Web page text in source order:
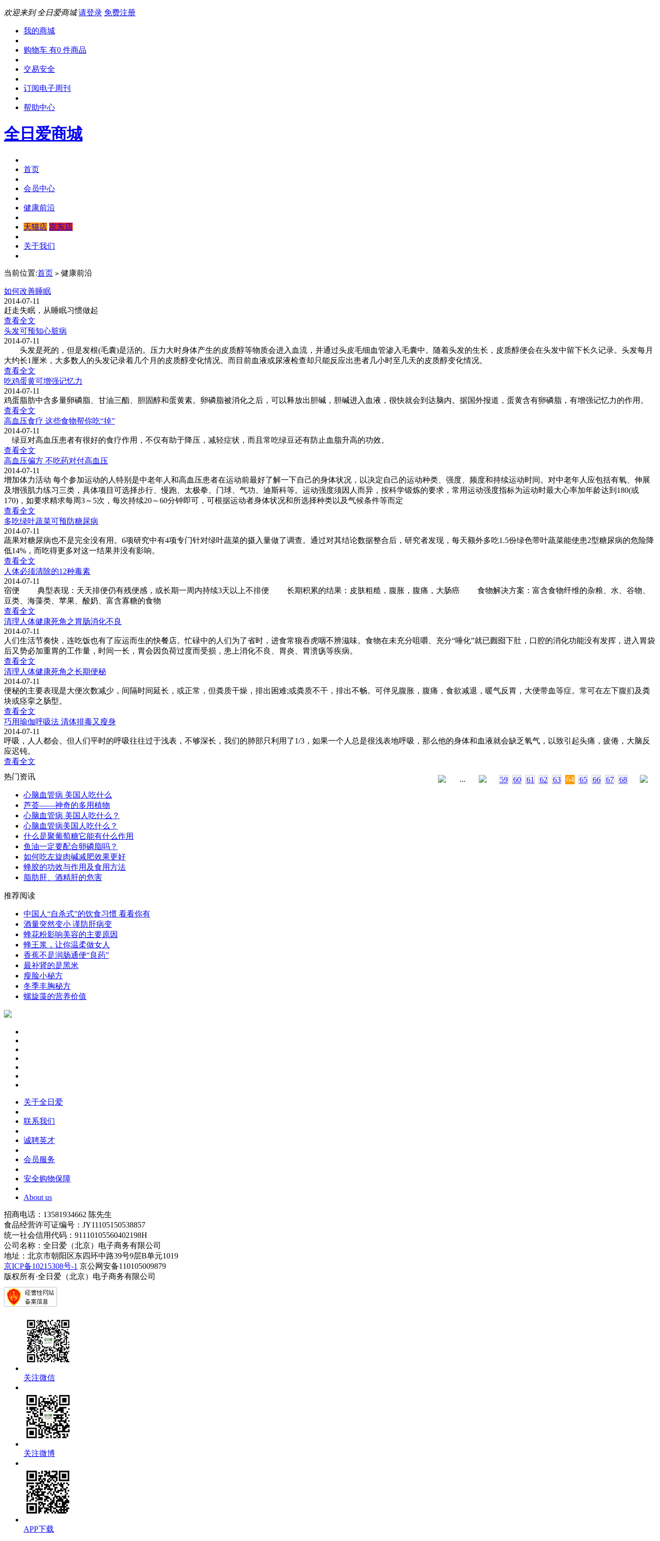
欢迎来到 全日爱商城 请登录 免费注册
我的商城
购物车 有0 件商品
交易安全
订阅电子周刊
帮助中心
全日爱商城
首页
会员中心
健康前沿
天猫店 京东店
关于我们
当前位置:首页 > 健康前沿
如何改善睡眠
2014-07-11
赶走失眠，从睡眠习惯做起
查看全文
头发可预知心脏病
2014-07-11
头发是死的，但是发根(毛囊)是活的。压力大时身体产生的皮质醇等物质会进入血流，并通过头皮毛细血管渗入毛囊中。随着头发的生长，皮质醇便会在头发中留下长久记录。头发每月
大约长1厘米，大多数人的头发记录着几个月的皮质醇变化情况。而目前血液或尿液检查却只能反应出患者几小时至几天的皮质醇变化情况。
查看全文
吃鸡蛋黄可增强记忆力
2014-07-11
鸡蛋脂肪中含多量卵磷脂、甘油三酯、胆固醇和蛋黄素。卵磷脂被消化之后，可以释放出胆碱，胆碱进入血液，很快就会到达脑内。据国外报道，蛋黄含有卵磷脂，有增强记忆力的作用。
查看全文
高血压食疗 这些食物帮你吃“掉”
2014-07-11
绿豆对高血压患者有很好的食疗作用，不仅有助于降压，减轻症状，而且常吃绿豆还有防止血脂升高的功效。
查看全文
高血压偏方 不吃药对付高血压
2014-07-11
增加体力活动 每个参加运动的人特别是中老年人和高血压患者在运动前最好了解一下自己的身体状况，以决定自己的运动种类、强度、频度和持续运动时间。对中老年人应包括有氧、伸展
及增强肌力练习三类，具体项目可选择步行、慢跑、太极拳、门球、气功、迪斯科等。运动强度须因人而异，按科学锻炼的要求，常用运动强度指标为运动时最大心率加年龄达到180(或
170)，如要求精求每周3～5次，每次持续20～60分钟即可，可根据运动者身体状况和所选择种类以及气候条件等而定
查看全文
多吃绿叶蔬菜可预防糖尿病
2014-07-11
蔬果对糖尿病也不是完全没有用。6项研究中有4项专门针对绿叶蔬菜的摄入量做了调查。通过对其结论数据整合后，研究者发现，每天额外多吃1.5份绿色带叶蔬菜能使患2型糖尿病的危险降
低14%，而吃得更多对这一结果并没有影响。
查看全文
人体必须清除的12种毒素
2014-07-11
宿便 典型表现：天天排便仍有残便感，或长期一周内持续3天以上不排便 长期积累的结果：皮肤粗糙，腹胀，腹痛，大肠癌 食物解决方案：富含食物纤维的杂粮、水、谷物、
豆类、海藻类、苹果、酸奶、富含寡糖的食物
查看全文
清理人体健康死角之胃肠消化不良
2014-07-11
人们生活节奏快，连吃饭也有了应运而生的快餐店。忙碌中的人们为了省时，进食常狼吞虎咽不辨滋味。食物在未充分咀嚼、充分“唾化”就已囫囵下肚，口腔的消化功能没有发挥，进入胃袋
后又势必加重胃的工作量，时间一长，胃会因负荷过度而受损，患上消化不良、胃炎、胃溃疡等疾病。
查看全文
清理人体健康死角之长期便秘
2014-07-11
便秘的主要表现是大便次数减少，间隔时间延长，或正常，但粪质干燥，排出困难;或粪质不干，排出不畅。可伴见腹胀，腹痛，食欲减退，暖气反胃，大便带血等症。常可在左下腹扪及粪
块或痉挛之肠型。
查看全文
巧用瑜伽呼吸法 清体排毒又瘦身
2014-07-11
呼吸，人人都会。但人们平时的呼吸往往过于浅表，不够深长，我们的肺部只利用了1/3，如果一个人总是很浅表地呼吸，那么他的身体和血液就会缺乏氧气，以致引起头痛，疲倦，大脑反
应迟钝。
查看全文
... 59 60 61 62 63 64 65 66 67 68
热门资讯
心脑血管病 美国人吃什么
芦荟——神奇的多用植物
心脑血管病 美国人吃什么？
心脑血管病美国人吃什么？
什么是聚葡萄糖它能有什么作用
鱼油一定要配合卵磷脂吗？
如何吃左旋肉碱减肥效果更好
蜂胶的功效与作用及食用方法
脂肪肝、酒精肝的危害
推荐阅读
中国人“自杀式”的饮食习惯 看看你有
酒量突然变小 谨防肝病变
蜂花粉影响美容的主要原因
蜂王浆，让你温柔做女人
香蕉不是润肠通便“良药”
最补肾的是黑米
瘦脸小秘方
冬季丰胸秘方
螺旋藻的营养价值
关于全日爱
联系我们
诚聘英才
会员服务
安全购物保障
About us
招商电话：13581934662 陈先生
食品经营许可证编号：JY11105150538857
统一社会信用代码：91110105560402198H
公司名称：全日爱（北京）电子商务有限公司
地址：北京市朝阳区东四环中路39号9层B单元1019
京ICP备10215308号-1 京公网安备110105009879
版权所有·全日爱（北京）电子商务有限公司
关注微信
关注微博
APP下载